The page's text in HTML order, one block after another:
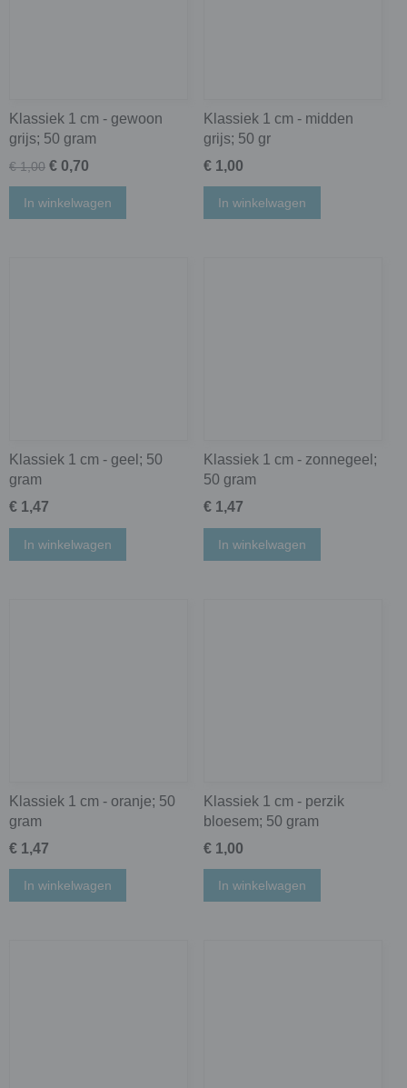
Klassiek 1 cm - gewoon
grijs; 50 gram
€ 1,00 € 0,70
In winkelwagen
Klassiek 1 cm - midden
grijs; 50 gr
€ 1,00
In winkelwagen
Klassiek 1 cm - geel; 50
gram
€ 1,47
In winkelwagen
Klassiek 1 cm - zonnegeel;
50 gram
€ 1,47
In winkelwagen
Klassiek 1 cm - oranje; 50
gram
€ 1,47
In winkelwagen
Klassiek 1 cm - perzik
bloesem; 50 gram
€ 1,00
In winkelwagen